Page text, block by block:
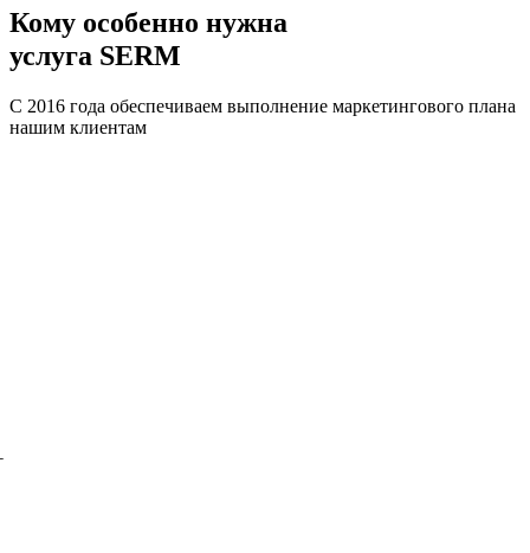
Кому особенно нужна
услуга SERM
С 2016 года обеспечиваем выполнение маркетингового плана
нашим клиентам